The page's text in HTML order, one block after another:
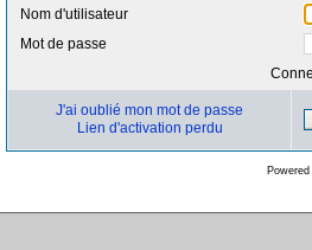
Nom d'utilisateur
Mot de passe
J'ai oublié mon mot de passe
Lien d'activation perdu